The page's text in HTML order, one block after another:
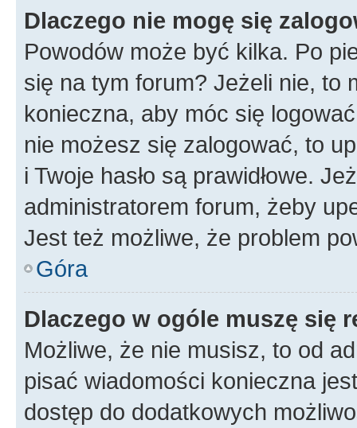
Dlaczego nie mogę się
Powodów może być kilka. Po
się na tym forum? Jeżeli nie, to
konieczna, aby móc się
nie możesz się zalogować, to
i Twoje hasło są prawidłowe.
administratorem forum, żeby
Jest też możliwe, że problem
Góra
Dlaczego w ogóle muszę się
Możliwe, że nie musisz, to od
pisać wiadomości konieczna
dostęp do dodatkowych